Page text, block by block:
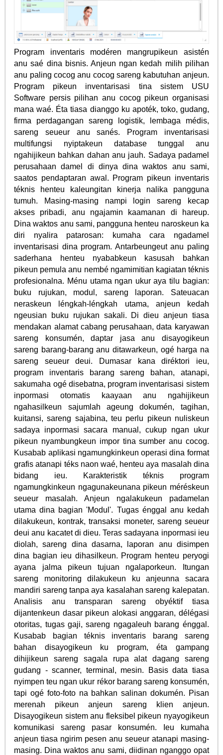
Program inventaris modéren mangrupikeun asistén
anu saé dina bisnis. Anjeun ngan kedah milih pilihan
anu paling cocog anu cocog sareng kabutuhan anjeun.
Program pikeun inventarisasi tina sistem USU
Software persis pilihan anu cocog pikeun organisasi
mana waé. Éta tiasa dianggo ku apoték, toko, gudang,
firma perdagangan sareng logistik, lembaga médis,
sareng seueur anu sanés. Program inventarisasi
multifungsi nyiptakeun database tunggal anu
ngahijikeun bahkan dahan anu jauh. Sadaya padamel
perusahaan damel di dinya dina waktos anu sami,
saatos pendaptaran awal. Program pikeun inventaris
téknis henteu kaleungitan kinerja nalika pangguna
tumuh. Masing-masing nampi login sareng kecap
akses pribadi, anu ngajamin kaamanan di hareup.
Dina waktos anu sami, pangguna henteu naroskeun ka
diri nyalira patarosan: kumaha cara ngadamel
inventarisasi dina program. Antarbeungeut anu paling
saderhana henteu nyababkeun kasusah bahkan
pikeun pemula anu nembé ngamimitian kagiatan téknis
profesionalna. Ménu utama ngan ukur aya tilu bagian:
buku rujukan, modul, sareng laporan. Sateuacan
neraskeun léngkah-léngkah utama, anjeun kedah
ngeusian buku rujukan sakali. Di dieu anjeun tiasa
mendakan alamat cabang perusahaan, data karyawan
sareng konsumén, daptar jasa anu disayogikeun
sareng barang-barang anu ditawarkeun, ogé harga na
sareng seueur deui. Dumasar kana diréktori ieu,
program inventaris barang sareng bahan, atanapi,
sakumaha ogé disebatna, program inventarisasi sistem
inpormasi otomatis kaayaan anu ngahijikeun
ngahasilkeun sajumlah ageung dokumén, tagihan,
kuitansi, sareng sajabina, teu perlu pikeun nuliskeun
sadaya inpormasi sacara manual, cukup ngan ukur
pikeun nyambungkeun impor tina sumber anu cocog.
Kusabab aplikasi ngamungkinkeun operasi dina format
grafis atanapi téks naon waé, henteu aya masalah dina
bidang ieu. Karakteristik téknis program
ngamungkinkeun ngagunakeunana pikeun méréskeun
seueur masalah. Anjeun ngalakukeun padamelan
utama dina bagian 'Modul'. Tugas énggal anu kedah
dilakukeun, kontrak, transaksi moneter, sareng seueur
deui anu kacatet di dieu. Teras sadayana inpormasi ieu
diolah, sareng dina dasarna, laporan anu disimpen
dina bagian ieu dihasilkeun. Program henteu peryogi
ayana jalma pikeun tujuan ngalaporkeun. Itungan
sareng monitoring dilakukeun ku anjeunna sacara
mandiri sareng tanpa aya kasalahan sareng kalepatan.
Analisis anu transparan sareng obyéktif tiasa
dijantenkeun dasar pikeun alokasi anggaran, délégasi
otoritas, tugas gaji, sareng ngagaleuh barang énggal.
Kusabab bagian téknis inventaris barang sareng
bahan disayogikeun ku program, éta gampang
dihijikeun sareng sagala rupa alat dagang sareng
gudang - scanner, terminal, mesin. Basis data tiasa
nyimpen teu ngan ukur rékor barang sareng konsumén,
tapi ogé foto-foto na bahkan salinan dokumén. Pisan
merenah pikeun anjeun sareng klien anjeun.
Disayogikeun sistem anu fleksibel pikeun nyayogikeun
komunikasi sareng pasar konsumén. Ieu kumaha
anjeun tiasa ngirim pesen anu seueur atanapi masing-
masing. Dina waktos anu sami, diidinan nganggo opat